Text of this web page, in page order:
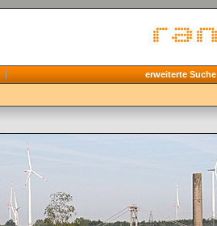
erweiterte Suche